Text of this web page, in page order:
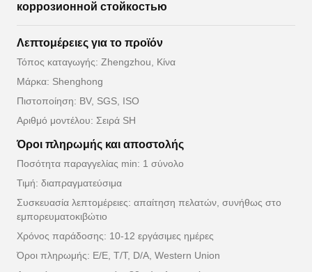
коррозионной стойкостью
Λεπτομέρειες για το προϊόν
Τόπος καταγωγής: Zhengzhou, Κίνα
Μάρκα: Shenghong
Πιστοποίηση: BV, SGS, ISO
Αριθμό μοντέλου: Σειρά SH
Όροι πληρωμής και αποστολής
Ποσότητα παραγγελίας min: 1 σύνολο
Τιμή: διαπραγματεύσιμα
Συσκευασία λεπτομέρειες: απαίτηση πελατών, συνήθως στο
εμπορευματοκιβώτιο
Χρόνος παράδοσης: 10-12 εργάσιμες ημέρες
Όροι πληρωμής: Ε/Ε, Τ/Τ, D/A, Western Union